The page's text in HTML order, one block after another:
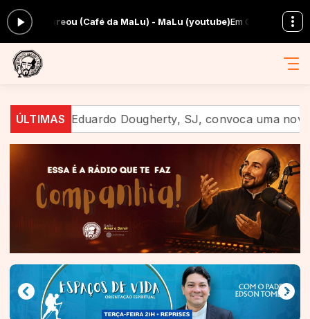
da MaLu) - MaLu (youtube) Em Companhia com Equipe Amar
ÚLTIMAS
Dougherty, SJ, convoca uma nova geração a